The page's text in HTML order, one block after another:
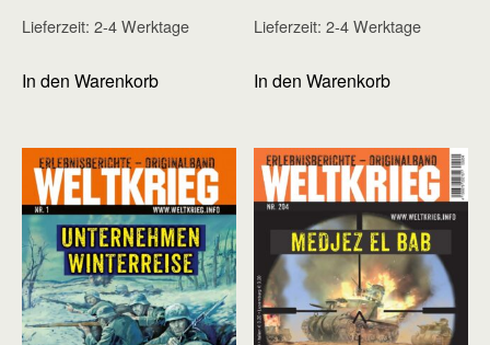
Lieferzeit: 2-4 Werktage
In den Warenkorb
Lieferzeit:2-4 Werktage
In den Warenkorb